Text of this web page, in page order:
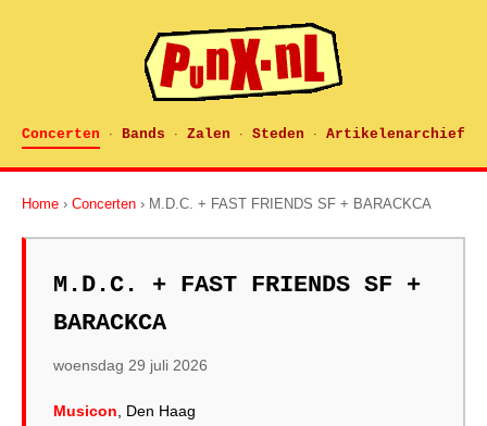
Concerten · Bands · Zalen · Steden · Artikelenarchief
Home › Concerten › M.D.C. + FAST FRIENDS SF + BARACKCA
M.D.C. + FAST FRIENDS SF +
BARACKCA
woensdag 29 juli 2026
Musicon , Den Haag